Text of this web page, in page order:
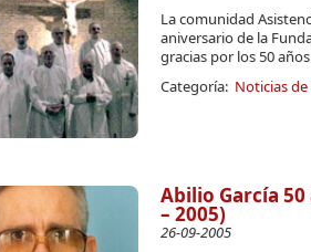
La comunidad
aniversario de la
gracias por los 50
Categoría: Noticias de
Abilio García
– 2005)
26-09-2005